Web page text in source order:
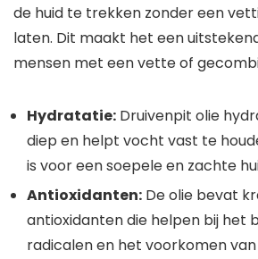
de huid te trekken zonder een
laten. Dit maakt het een
mensen met een vette of
Hydratatie: Druivenpit olie
diep en helpt vocht vast te
is voor een soepele en zachte
Antioxidanten: De olie bevat
antioxidanten die helpen bij het
radicalen en het voorkomen